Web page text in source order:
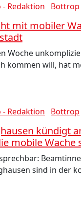
Redaktion Bottrop
mit mobiler
Woche
kommen will, hat
Redaktion Bottrop
kündigt
mobile Wache
sind in der